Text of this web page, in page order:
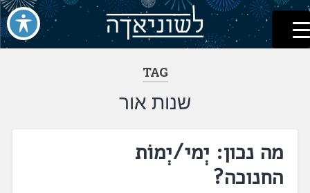
דלג
לתוכן
לשוניאדה
עברית. לשון. שפה
TAG
שנות אור
מה נכון: יְמי/יְמוֹת
החנוכה?